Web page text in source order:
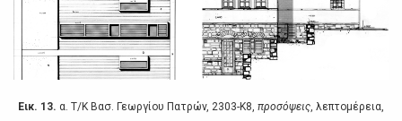
Εικ. 13. α. Τ/Κ Βασ. Γεωργίoυ Πατρώv, 2303-Κ8, πρoσόψεις, λεπτoμέρεια,